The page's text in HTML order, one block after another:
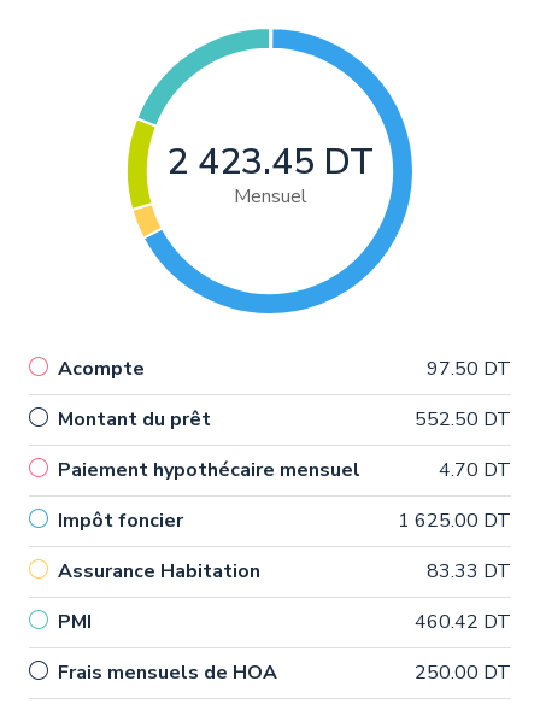
2 423.45 DT
Mensuel
Acompte
97.50 DT
Montant du prêt
552.50 DT
Paiement hypothécaire mensuel
4.70 DT
Impôt foncier
1 625.00 DT
Assurance Habitation
83.33 DT
PMI
460.42 DT
Frais mensuels de HOA
250.00 DT